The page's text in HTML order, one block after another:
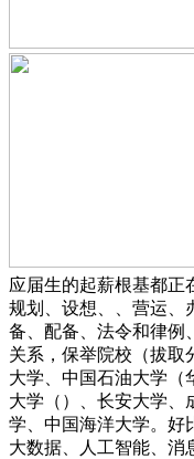
应届生的起薪根基都正
规划、设想、、营运、
备、配备、法令和律例
关系，保举院校（拔取
大学、中国石油大学（
大学（）、长安大学、
学、中国海洋大学。好
大数据、人工智能、消